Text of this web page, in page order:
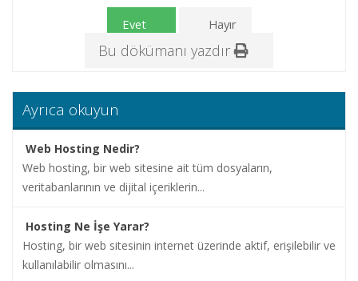
Kurumsal
İletişim
Evet Hayır
Bu dökümanı yazdır
Ayrıca okuyun
Web Hosting Nedir?
Web hosting, bir web sitesine ait tüm dosyaların,
veritabanlarının ve dijital içeriklerin...
Hosting Ne İşe Yarar?
Hosting, bir web sitesinin internet üzerinde aktif, erişilebilir ve
kullanılabilir olmasını...